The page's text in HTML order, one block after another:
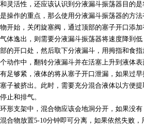
灵活性，还应该认识到分液漏斗振荡器目的
操作的重点，那么使用分液漏斗振荡器的方法
始，关闭旋塞阀，通过顶部的塞子开口添加
体逸出，则需要分液漏斗振荡器将速度降到
的开口处，然后取下分液漏斗，用拇指和食
动作中，翻转分液漏斗并在活塞上升到液体
够紧，液体的将从塞子开口泄漏，如果过早
子被挤出。此时，需要充分混合液体以方便
止和排气。
支架中，混合物应该会地洞分开，如果没有
合物放置5-10分钟即可分离，如果依然失败